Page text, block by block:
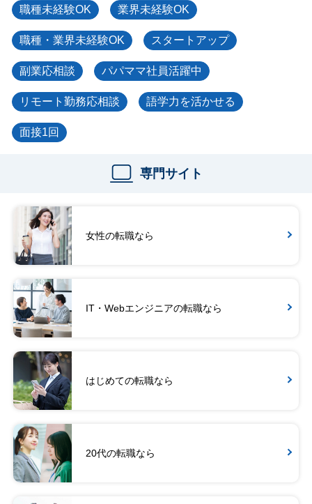
職種未経験OK 業界未経験OK
職種・業界未経験OK スタートアップ
副業応相談 パパママ社員活躍中
リモート勤務応相談 語学力を活かせる
面接1回
専門サイト
女性の転職なら
IT・Webエンジニアの転職なら
はじめての転職なら
20代の転職なら